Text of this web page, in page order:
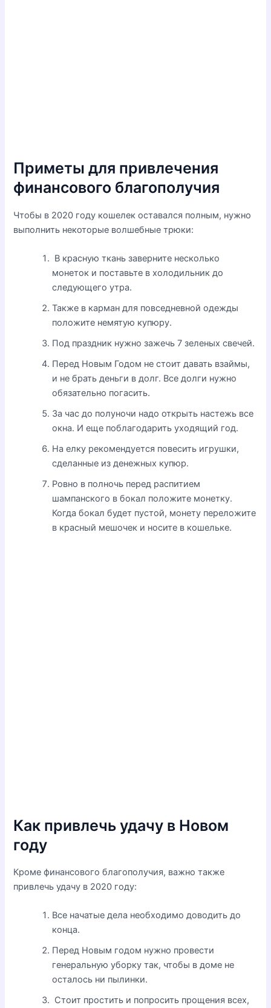
Приметы для привлечения
финансового благополучия
Чтобы в 2020 году кошелек оставался полным, нужно
выполнить некоторые волшебные трюки:
В красную ткань заверните несколько
монеток и поставьте в холодильник до
следующего утра.
Также в карман для повседневной одежды
положите немятую купюру.
Под праздник нужно зажечь 7 зеленых свечей.
Перед Новым Годом не стоит давать взаймы,
и не брать деньги в долг. Все долги нужно
обязательно погасить.
За час до полуночи надо открыть настежь все
окна. И еще поблагодарить уходящий год.
На елку рекомендуется повесить игрушки,
сделанные из денежных купюр.
Ровно в полночь перед распитием
шампанского в бокал положите монетку.
Когда бокал будет пустой, монету переложите
в красный мешочек и носите в кошельке.
Как привлечь удачу в Новом
году
Кроме финансового благополучия, важно также
привлечь удачу в 2020 году:
Все начатые дела необходимо доводить до
конца.
Перед Новым годом нужно провести
генеральную уборку так, чтобы в доме не
осталось ни пылинки.
Стоит простить и попросить прощения всех,